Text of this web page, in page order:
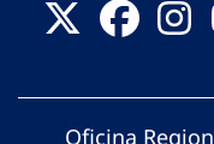
Oficina